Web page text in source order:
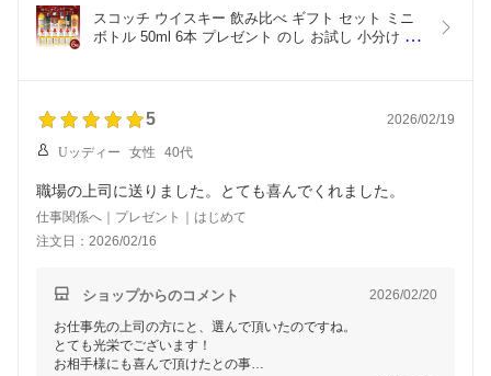
お客様と直にお会いして、
お顔を見てご様子を伺う事が出来ないので
このようにお喜び頂けたとのメッセージを頂けますと
お客様には、ご購入して頂いた上に
本当に心より感謝致します。
本当に心の支えとなるようなお言葉でした。
ありがとうございます！
今後とも、お客様のご期待に応えるべく
お優しいコメントを
スコッチ ウイスキー 飲み比べ ギフト セット ミニ
ボトル 50ml 6本 プレゼント のし お試し 小分け お
5 2026/02/19
Uッディー 女性 40代
職場の上司に送りました。とても喜んでくれました。
仕事関係へ｜プレゼント｜はじめて
注文日：2026/02/16
ショップからのコメント 2026/02/20
お仕事先の上司の方にと、選んで頂いたのですね。
とても光栄でございます！
お相手様にも喜んで頂けたとの事